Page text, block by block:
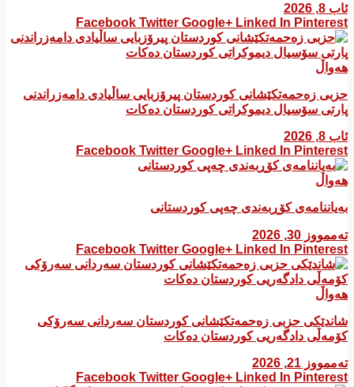
ئاب 8, 2026
Facebook Twitter Google+ Linked In Pinterest
هەواڵ
​حزبی زەحمەتکێشانی کوردستان پیرۆزبایی ساڵیادی دامەزراندنی
پارتی سۆسیال دیموکراتی کوردستان دەکات
ئاب 8, 2026
Facebook Twitter Google+ Linked In Pinterest
هەواڵ
بەیاننامەی کۆڕبەندی چەپی کوردستانی
تەممووز 30, 2026
Facebook Twitter Google+ Linked In Pinterest
هەواڵ
شاندێکی حزبی زەحمەتکێشانی کوردستان سەردانی سەرۆکی
کۆمەڵی دادگەریی کوردستان دەکات
تەممووز 21, 2026
Facebook Twitter Google+ Linked In Pinterest